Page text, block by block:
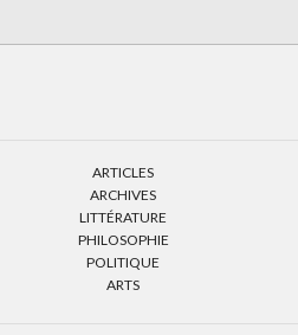
ARTICLES
ARCHIVES
LITTÉRATURE
PHILOSOPHIE
POLITIQUE
ARTS